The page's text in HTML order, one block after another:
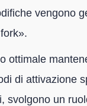
vengono
ottimale
di attivazione
svolgono un